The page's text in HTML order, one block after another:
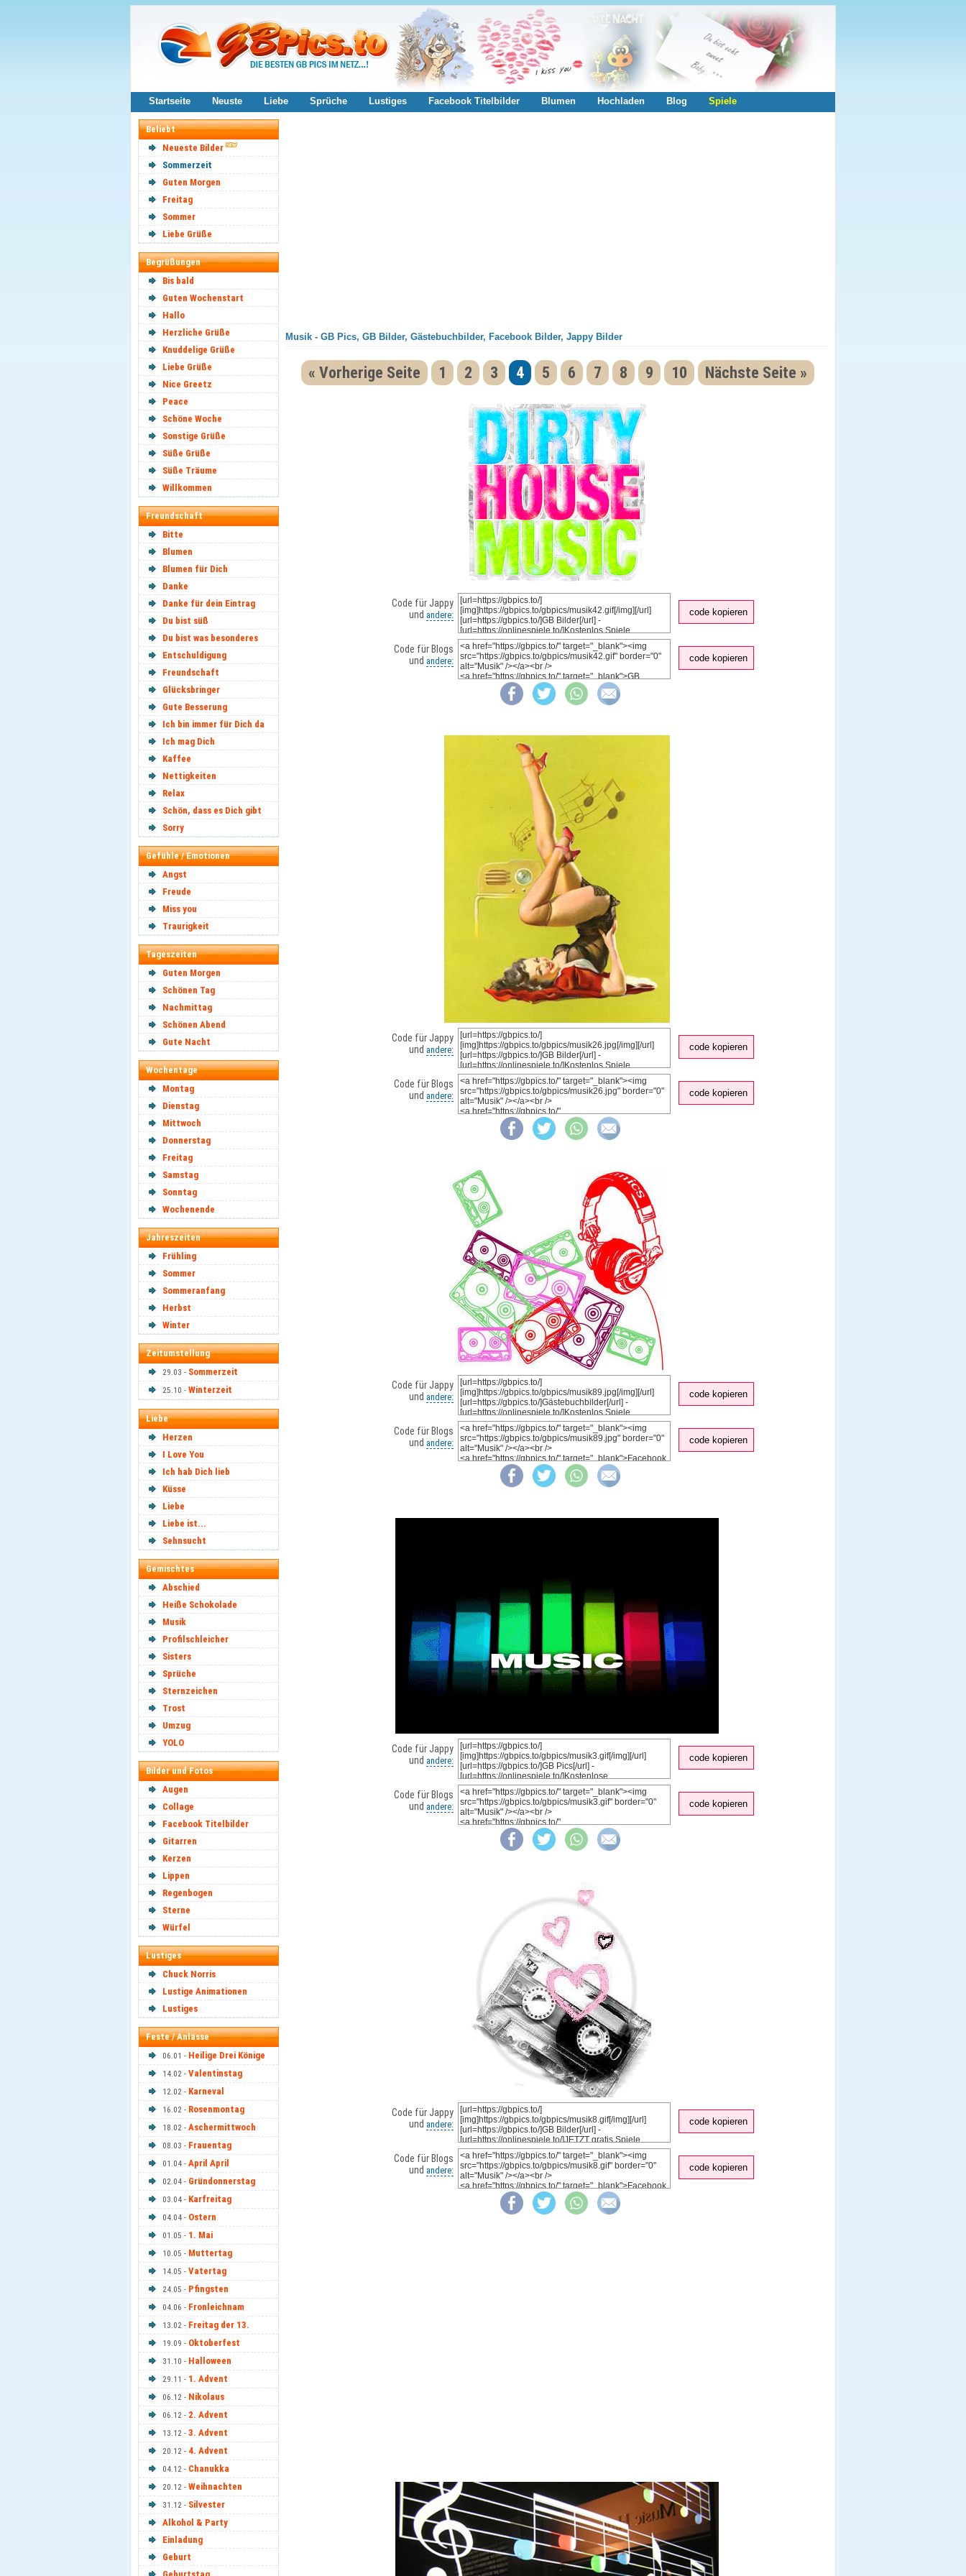
Startseite Neuste Liebe Sprüche Lustiges Facebook Titelbilder Blumen Hochladen Blog Spiele
Beliebt
Neueste Bilder
Sommerzeit
Guten Morgen
Freitag
Sommer
Liebe Grüße
Begrüßungen
Bis bald
Guten Wochenstart
Hallo
Herzliche Grüße
Knuddelige Grüße
Liebe Grüße
Nice Greetz
Peace
Schöne Woche
Sonstige Grüße
Süße Grüße
Süße Träume
Willkommen
Freundschaft
Bitte
Blumen
Blumen für Dich
Danke
Danke für dein Eintrag
Du bist süß
Du bist was besonderes
Entschuldigung
Freundschaft
Glücksbringer
Gute Besserung
Ich bin immer für Dich da
Ich mag Dich
Kaffee
Nettigkeiten
Relax
Schön, dass es Dich gibt
Sorry
Gefühle / Emotionen
Angst
Freude
Miss you
Traurigkeit
Tageszeiten
Guten Morgen
Schönen Tag
Nachmittag
Schönen Abend
Gute Nacht
Wochentage
Montag
Dienstag
Mittwoch
Donnerstag
Freitag
Samstag
Sonntag
Wochenende
Jahreszeiten
Frühling
Sommer
Sommeranfang
Herbst
Winter
Zeitumstellung
29.03 - Sommerzeit
25.10 - Winterzeit
Liebe
Herzen
I Love You
Ich hab Dich lieb
Küsse
Liebe
Liebe ist...
Sehnsucht
Gemischtes
Abschied
Heiße Schokolade
Musik
Profilschleicher
Sisters
Sprüche
Sternzeichen
Trost
Umzug
YOLO
Bilder und Fotos
Augen
Collage
Facebook Titelbilder
Gitarren
Kerzen
Lippen
Regenbogen
Sterne
Würfel
Lustiges
Chuck Norris
Lustige Animationen
Lustiges
Feste / Anlässe
06.01 - Heilige Drei Könige
14.02 - Valentinstag
12.02 - Karneval
16.02 - Rosenmontag
18.02 - Aschermittwoch
08.03 - Frauentag
01.04 - April April
02.04 - Gründonnerstag
03.04 - Karfreitag
04.04 - Ostern
01.05 - 1. Mai
10.05 - Muttertag
14.05 - Vatertag
24.05 - Pfingsten
04.06 - Fronleichnam
13.02 - Freitag der 13.
19.09 - Oktoberfest
31.10 - Halloween
29.11 - 1. Advent
06.12 - Nikolaus
06.12 - 2. Advent
13.12 - 3. Advent
20.12 - 4. Advent
04.12 - Chanukka
20.12 - Weihnachten
31.12 - Silvester
Alkohol & Party
Einladung
Geburt
Musik - GB Pics, GB Bilder, Gästebuchbilder, Facebook Bilder, Jappy Bilder
« Vorherige Seite 1 2 3 4 5 6 7 8 9 10 Nächste Seite »
Code für Jappy
und andere: code kopieren
Code für Blogs
und andere: code kopieren
Code für Jappy
und andere: code kopieren
Code für Blogs
und andere: code kopieren
Code für Jappy
und andere: code kopieren
Code für Blogs
und andere: code kopieren
Code für Jappy
und andere: code kopieren
Code für Blogs
und andere: code kopieren
Code für Jappy
und andere: code kopieren
Code für Blogs
und andere: code kopieren